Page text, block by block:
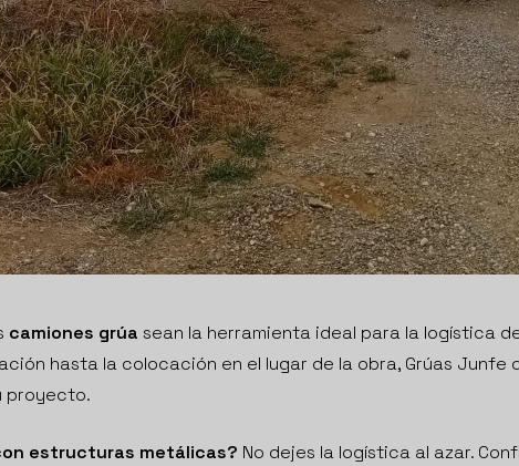
camiones grúa sean la herramienta ideal para la logística
hasta la colocación en el lugar de la obra, Grúas
proyecto.
estructuras metálicas? No dejes la logística al azar.